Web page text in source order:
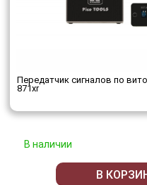
Передатчик сигналов по
871xr
В наличии
В